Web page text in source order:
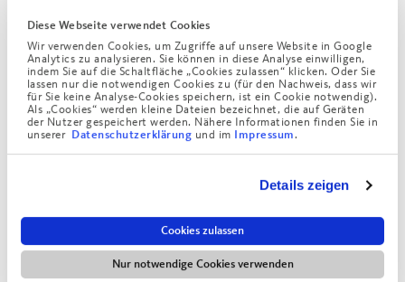
Diese Webseite verwendet Cookies
Wir verwenden Cookies, um Zugriffe auf unsere Website in Google
Analytics zu analysieren. Sie können in diese Analyse einwilligen,
indem Sie auf die Schaltfläche „Cookies zulassen“ klicken. Oder Sie
lassen nur die notwendigen Cookies zu (für den Nachweis, dass wir
für Sie keine Analyse-Cookies speichern, ist ein Cookie notwendig).
Als „Cookies“ werden kleine Dateien bezeichnet, die auf Geräten
der Nutzer gespeichert werden. Nähere Informationen finden Sie in
unserer Datenschutzerklärung und im Impressum.
Details zeigen
Cookies zulassen
Nur notwendige Cookies verwenden
Stundenbücher waren persönliche Gebetbücher für den
reichen und lesekundigen Adel, eine bildgewordene Andacht,
die die biblischen Texte nicht nur erzählte, sondern auch mit
feinen Miniaturen in aufwendig gestalteten Initialen oder
ganzseitigen Abbildungen illustrierte. Eine der kostbarsten
dieser mittelalterlichen Handschriften ist das sogenannte
aufbewahrt wird. Das zu Beginn des 15. Jahrhunderts
Herzog von Bedford, der es seiner Frau Anna von Burgund als
Hochzeitsgabe geschenkt haben soll. Es umfasst 587 Seiten
mit insgesamt mehr als 1.250 farbenprächtigen Miniaturen,